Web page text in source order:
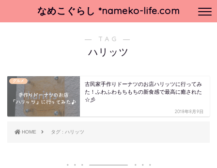
なめこぐらし *nameko-life.com
― TAG ―
ハリッツ
グルメ
古民家手作りドーナツのお店ハリッツに行ってみ
た！ふわふわもちもちの新食感で最高に癒された
☆彡
2018年8月9日
HOME タグ : ハリッツ